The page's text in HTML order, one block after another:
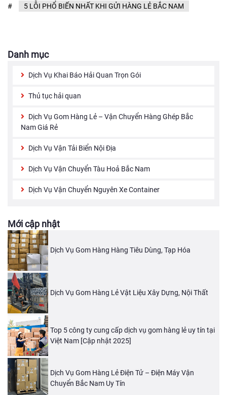
# 5 LỖI PHỔ BIẾN NHẤT KHI GỬI HÀNG LẺ BẮC NAM
Danh mục
Dịch Vụ Khai Báo Hải Quan Trọn Gói
Thủ tục hải quan
Dịch Vụ Gom Hàng Lẻ – Vận Chuyển Hàng Ghép Bắc
Nam Giá Rẻ
Dịch Vụ Vận Tải Biển Nội Địa
Dịch Vụ Vận Chuyển Tàu Hoả Bắc Nam
Dịch Vụ Vận Chuyển Nguyên Xe Container
Mới cập nhật
Dịch Vụ Gom Hàng Hàng Tiêu Dùng, Tạp Hóa
Dịch Vụ Gom Hàng Lẻ Vật Liệu Xây Dựng, Nội Thất
Top 5 công ty cung cấp dịch vụ gom hàng lẻ uy tín tại
Việt Nam [Cập nhật 2025]
Dịch Vụ Gom Hàng Lẻ Điện Tử – Điện Máy Vận
Chuyển Bắc Nam Uy Tín